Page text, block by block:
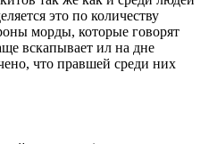
это по количеству
морды, которые говорят
вскапывает ил на дне
что правшей среди них